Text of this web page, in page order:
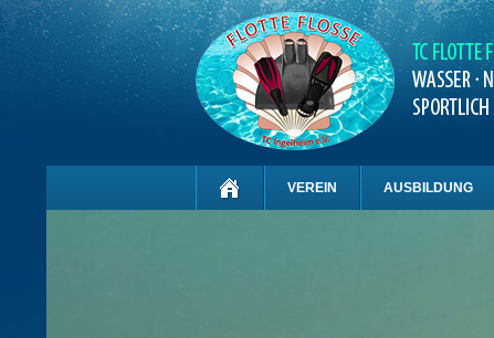
VEREIN AUSBILDUNG